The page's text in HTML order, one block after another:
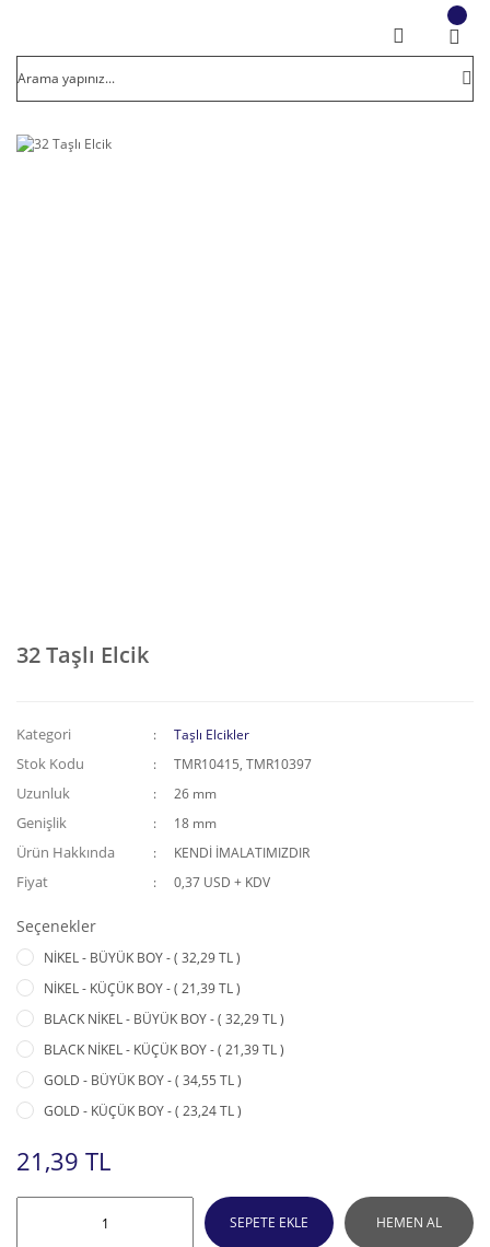
32 Taşlı Elcik
Kategori Taşlı Elcikler
Stok Kodu TMR10415, TMR10397
Uzunluk 26 mm
Genişlik 18 mm
Ürün Hakkında KENDİ İMALATIMIZDIR
Fiyat 0,37 USD + KDV
Seçenekler
NİKEL - BÜYÜK BOY - ( 32,29 TL )
NİKEL - KÜÇÜK BOY - ( 21,39 TL )
BLACK NİKEL - BÜYÜK BOY - ( 32,29 TL )
BLACK NİKEL - KÜÇÜK BOY - ( 21,39 TL )
GOLD - BÜYÜK BOY - ( 34,55 TL )
GOLD - KÜÇÜK BOY - ( 23,24 TL )
21,39 TL
SEPETE EKLE HEMEN AL